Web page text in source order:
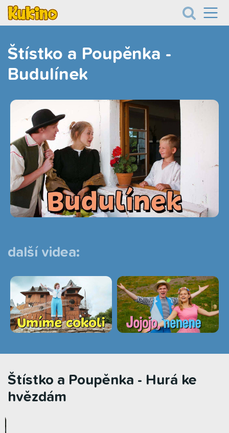
Štístko a Poupěnka -
Budulínek
další videa:
Štístko a Poupěnka - Hurá ke
hvězdám